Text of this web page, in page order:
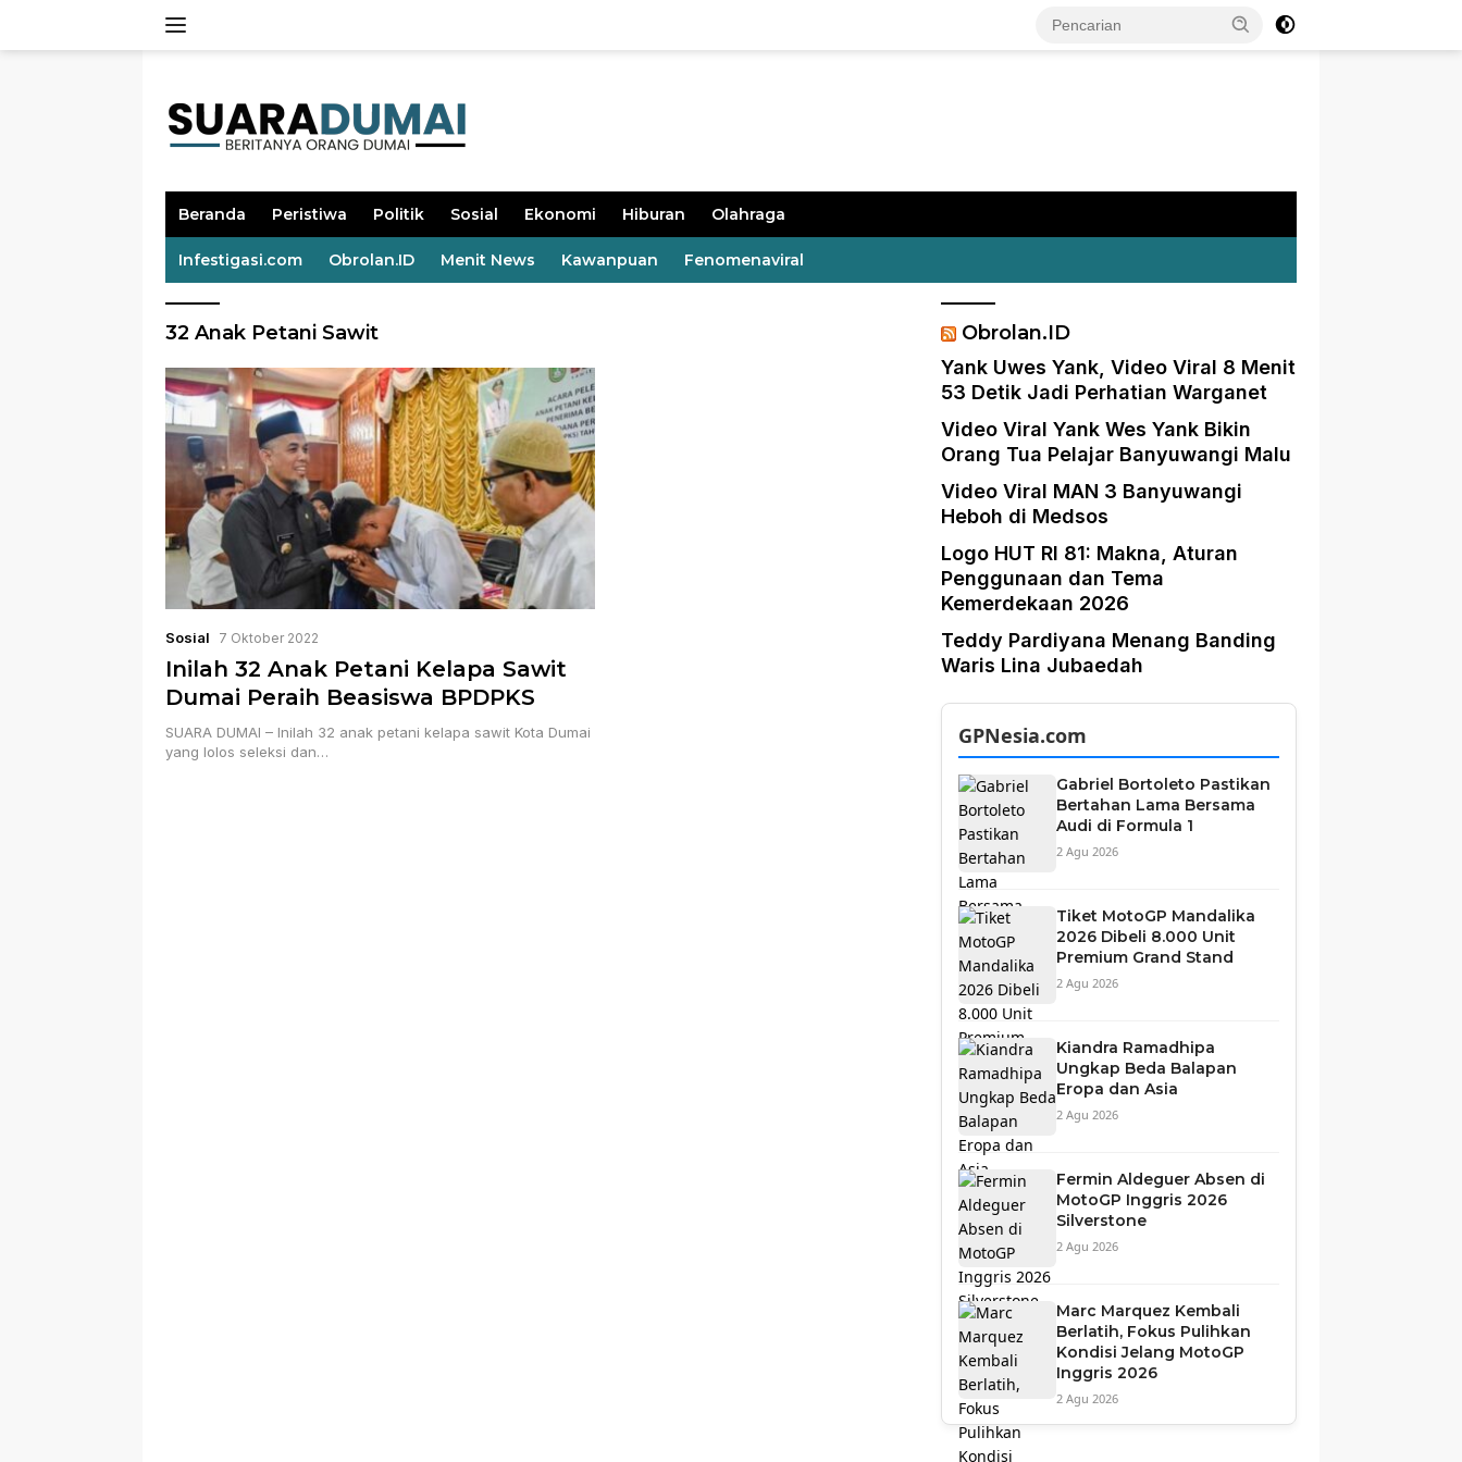
Beranda Peristiwa Politik Sosial Ekonomi Hiburan Olahraga
Infestigasi.com Obrolan.ID Menit News Kawanpuan Fenomenaviral
32 Anak Petani Sawit
Sosial 7 Oktober 2022
Inilah 32 Anak Petani Kelapa Sawit
Dumai Peraih Beasiswa BPDPKS
SUARA DUMAI – Inilah 32 anak petani kelapa sawit Kota Dumai
yang lolos seleksi dan…
Obrolan.ID
Yank Uwes Yank, Video Viral 8 Menit
53 Detik Jadi Perhatian Warganet
Video Viral Yank Wes Yank Bikin
Orang Tua Pelajar Banyuwangi Malu
Video Viral MAN 3 Banyuwangi
Heboh di Medsos
Logo HUT RI 81: Makna, Aturan
Penggunaan dan Tema
Kemerdekaan 2026
Teddy Pardiyana Menang Banding
Waris Lina Jubaedah
GPNesia.com
Gabriel Bortoleto Pastikan
Bertahan Lama Bersama
Audi di Formula 1
2 Agu 2026
Tiket MotoGP Mandalika
2026 Dibeli 8.000 Unit
Premium Grand Stand
2 Agu 2026
Kiandra Ramadhipa
Ungkap Beda Balapan
Eropa dan Asia
2 Agu 2026
Fermin Aldeguer Absen di
MotoGP Inggris 2026
Silverstone
2 Agu 2026
Marc Marquez Kembali
Berlatih, Fokus Pulihkan
Kondisi Jelang MotoGP
Inggris 2026
2 Agu 2026